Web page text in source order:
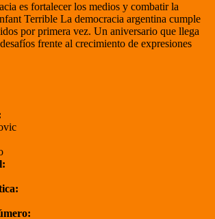
es fortalecer los medios y combatir la
Terrible La democracia argentina cumple
por primera vez. Un aniversario que llega
frente al crecimiento de expresiones